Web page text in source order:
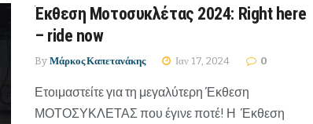
Έκθεση Μοτοσυκλέτας 2024: Right here
– ride now
By Μάρκος Καπετανάκης Ιαν 17, 2024 0
Ετοιμαστείτε για τη μεγαλύτερη Έκθεση
ΜΟΤΟΣΥΚΛΕΤΑΣ που έγινε ποτέ! Η Έκθεση